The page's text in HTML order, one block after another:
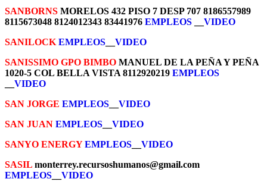
SANBORNS MORELOS 432 PISO 7 DESP 707 8186557989
8115673048 8124012343 83441976 EMPLEOS
VIDEO
SANILOCK EMPLEOS
VIDEO
SANISSIMO GPO BIMBO MANUEL DE LA PEÑA Y PEÑA
1020-5 COL BELLA VISTA 8112920219 EMPLEOS
VIDEO
SAN JORGE EMPLEOS
VIDEO
SAN JUAN EMPLEOS
VIDEO
SANYO ENERGYEMPLEOS
VIDEO
SASIL monterrey.recursoshumanos@gmail.com
EMPLEOS
VIDEO